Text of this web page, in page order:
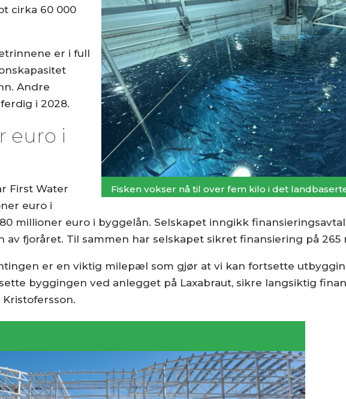
Fisken vokser nå til over fem kilo i det
cirka 60 000
er i full
Andre
i 2028.
euro i
First Water
euro i
millioner euro i byggelån. Selskapet inngikk
av fjoråret. Til sammen har selskapet sikret finansiering på 265
er en viktig milepæl som gjør at vi kan fortsette
byggingen ved anlegget på Laxabraut, sikre langsiktig